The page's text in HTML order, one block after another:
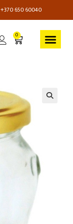
+370 650 60040
0